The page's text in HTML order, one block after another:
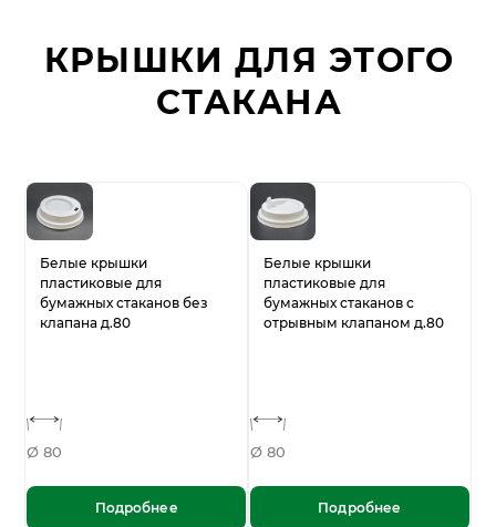
КРЫШКИ ДЛЯ ЭТОГО
СТАКАНА
Белые крышки
пластиковые для
бумажных стаканов без
клапана д.80
Ø 80
Подробнее
Белые крышки
пластиковые для
бумажных стаканов с
отрывным клапаном д.80
Ø 80
Подробнее